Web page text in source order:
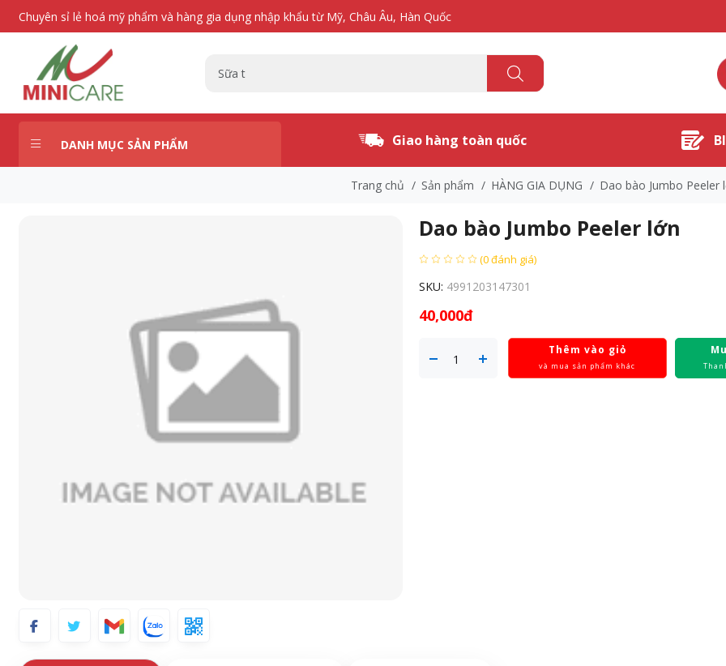
Chuyên sỉ lẻ hoá mỹ phẩm và hàng gia dụng nhập khẩu từ Mỹ, Châu Âu, Hàn Quốc
DANH MỤC SẢN PHẨM Giao hàng toàn quốc
Trang chủ / Sản phẩm / HÀNG GIA DỤNG / Dao bào Jumbo Peeler
Dao bào Jumbo Peeler lớn
(0 đánh giá)
SKU: 4991203147301
40,000đ
Thêm vào giỏ
và mua sản phẩm khác